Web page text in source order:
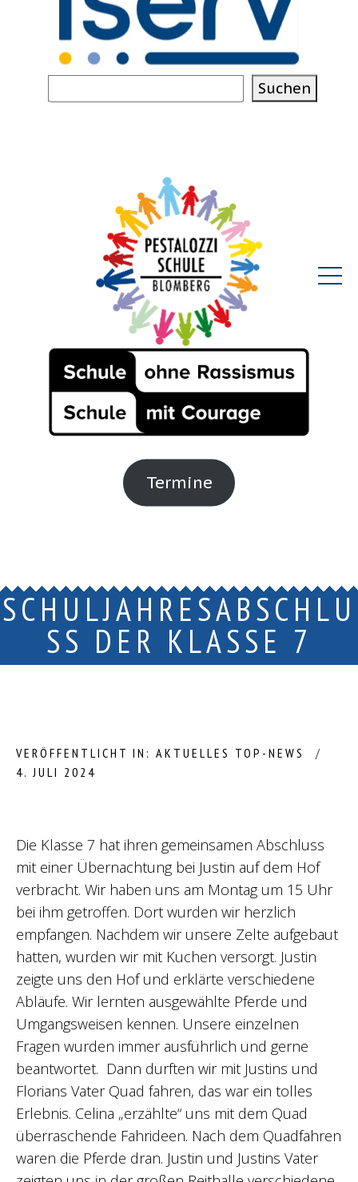
Suchen
Termine
SCHULJAHRESABSCHLU
SS DER KLASSE 7
VERÖFFENTLICHT IN: AKTUELLES TOP-NEWS
4. JULI 2024
Die Klasse 7 hat ihren gemeinsamen Abschluss
mit einer Übernachtung bei Justin auf dem Hof
verbracht. Wir haben uns am Montag um 15 Uhr
bei ihm getroffen. Dort wurden wir herzlich
empfangen. Nachdem wir unsere Zelte aufgebaut
hatten, wurden wir mit Kuchen versorgt. Justin
zeigte uns den Hof und erklärte verschiedene
Abläufe. Wir lernten ausgewählte Pferde und
Umgangsweisen kennen. Unsere einzelnen
Fragen wurden immer ausführlich und gerne
beantwortet. Dann durften wir mit Justins und
Florians Vater Quad fahren, das war ein tolles
Erlebnis. Celina „erzählte“ uns mit dem Quad
überraschende Fahrideen. Nach dem Quadfahren
waren die Pferde dran. Justin und Justins Vater